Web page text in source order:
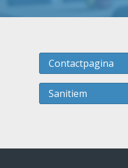
Contactpagina
Sanitiem